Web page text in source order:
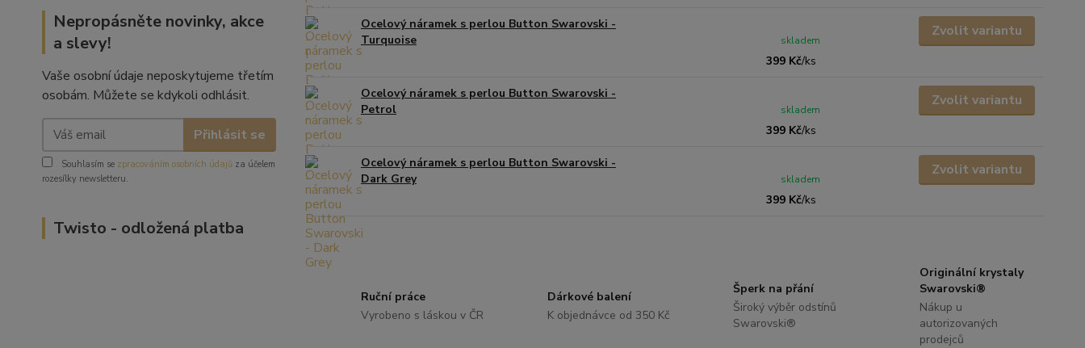
Nepropásněte novinky, akce
a slevy!
Vaše osobní údaje neposkytujeme třetím
osobám. Můžete se kdykoli odhlásit.
Přihlásit se
Souhlasím se zpracováním osobních údajů za účelem
rozesílky newsletteru.
Twisto - odložená platba
Ocelový náramek s perlou Button Swarovski -
Turquoise
399 Kč/ks
skladem
Zvolit variantu
Ocelový náramek s perlou Button Swarovski -
Petrol
399 Kč/ks
skladem
Zvolit variantu
Ocelový náramek s perlou Button Swarovski -
Dark Grey
399 Kč/ks
skladem
Zvolit variantu
Ruční práce
Vyrobeno s láskou v ČR
Dárkové balení
K objednávce od 350 Kč
Šperk na přání
Široký výběr odstínů
Swarovski®
Originální krystaly
Swarovski®
Nákup u
autorizovaných
prodejců